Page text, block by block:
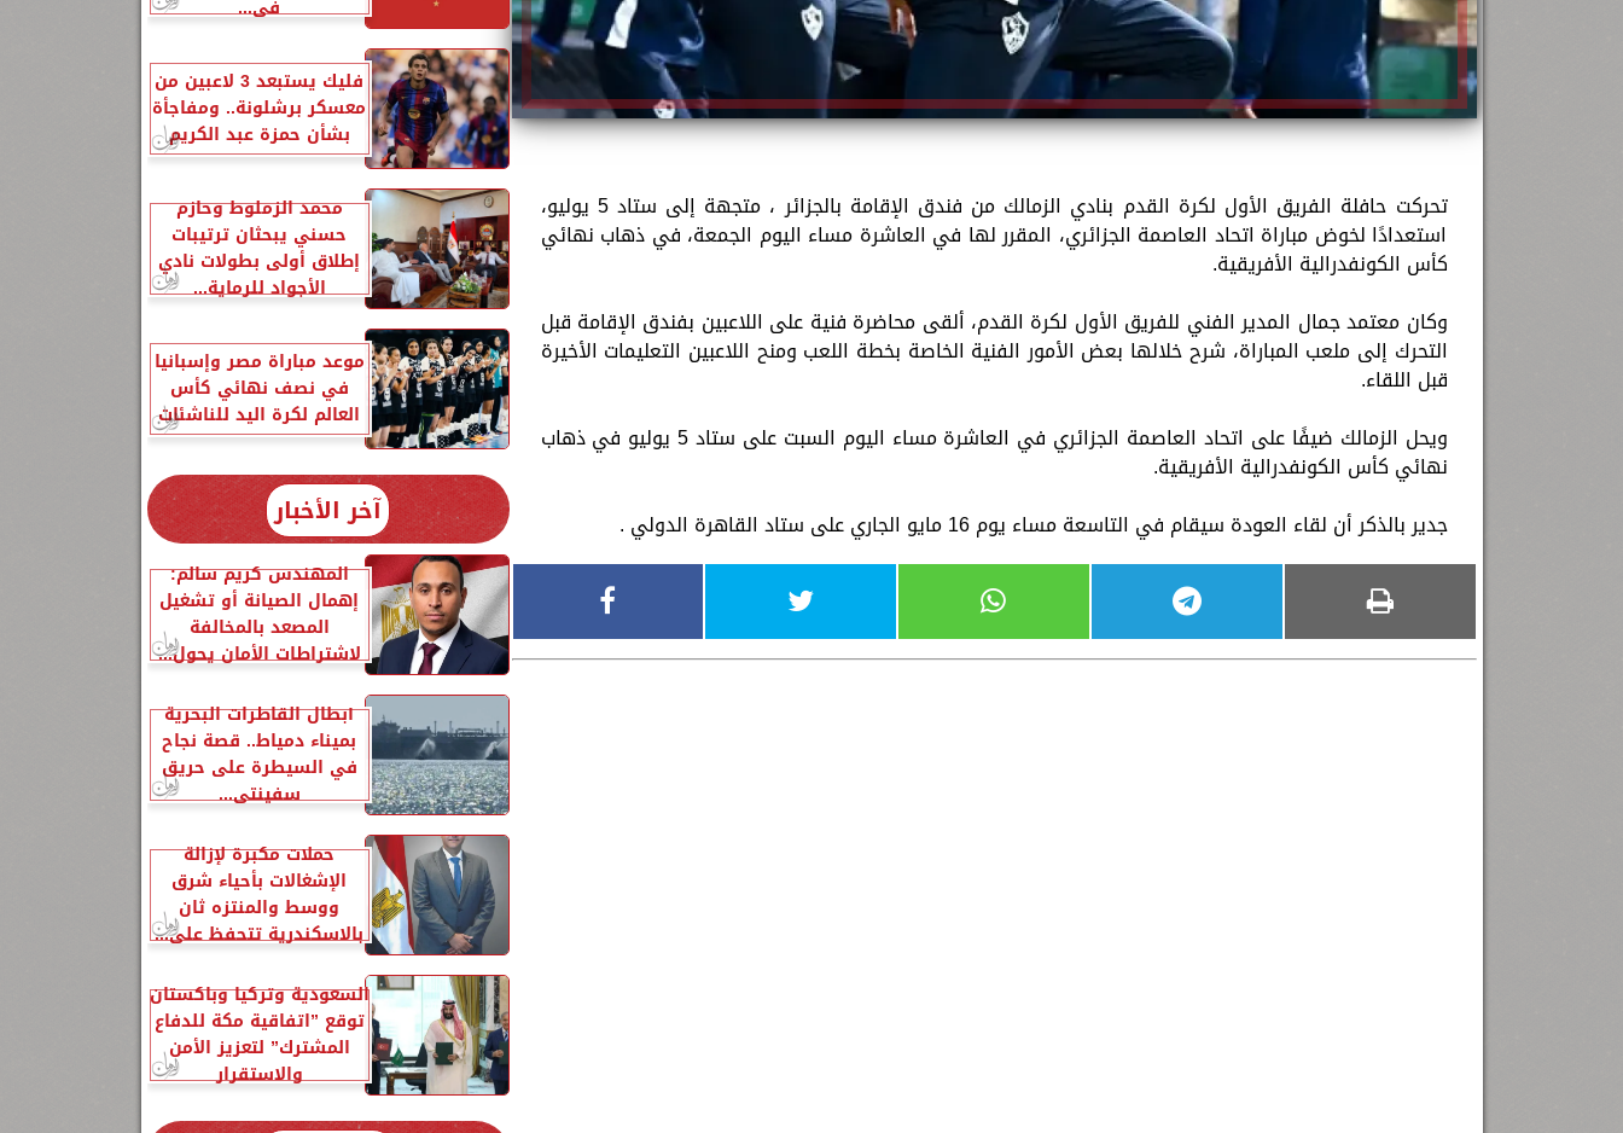
تحركت حافلة الفريق الأول لكرة القدم بنادي الزمالك من فندق الإقامة بالجزائر ، متجهة إلى ستاد 5 يوليو،
استعدادًا لخوض مباراة اتحاد العاصمة الجزائري، المقرر لها في العاشرة مساء اليوم الجمعة، في ذهاب نهائي
كأس الكونفدرالية الأفريقية.
وكان معتمد جمال المدير الفني للفريق الأول لكرة القدم، ألقى محاضرة فنية على اللاعبين بفندق الإقامة قبل
التحرك إلى ملعب المباراة، شرح خلالها بعض الأمور الفنية الخاصة بخطة اللعب ومنح اللاعبين التعليمات الأخيرة
قبل اللقاء.
ويحل الزمالك ضيفًا على اتحاد العاصمة الجزائري في العاشرة مساء اليوم السبت على ستاد 5 يوليو في ذهاب
نهائي كأس الكونفدرالية الأفريقية.
جدير بالذكر أن لقاء العودة سيقام في التاسعة مساء يوم 16 مايو الجاري على ستاد القاهرة الدولي .
في...
فليك يستبعد 3 لاعبين من
معسكر برشلونة.. ومفاجأة
بشأن حمزة عبد الكريم
محمد الزملوط وحازم
حسني يبحثان ترتيبات
إطلاق أولى بطولات نادي
الأجواد للرماية...
موعد مباراة مصر وإسبانيا
في نصف نهائي كأس
العالم لكرة اليد للناشئات
آخر الأخبار
المهندس كريم سالم:
إهمال الصيانة أو تشغيل
المصعد بالمخالفة
لاشتراطات الأمان يحول...
أبطال القاطرات البحرية
بميناء دمياط.. قصة نجاح
في السيطرة على حريق
سفينتي...
حملات مكبرة لإزالة
الإشغالات بأحياء شرق
ووسط والمنتزه ثان
بالاسكندرية تتحفظ على...
السعودية وتركيا وباكستان
توقع ”اتفاقية مكة للدفاع
المشترك” لتعزيز الأمن
والاستقرار